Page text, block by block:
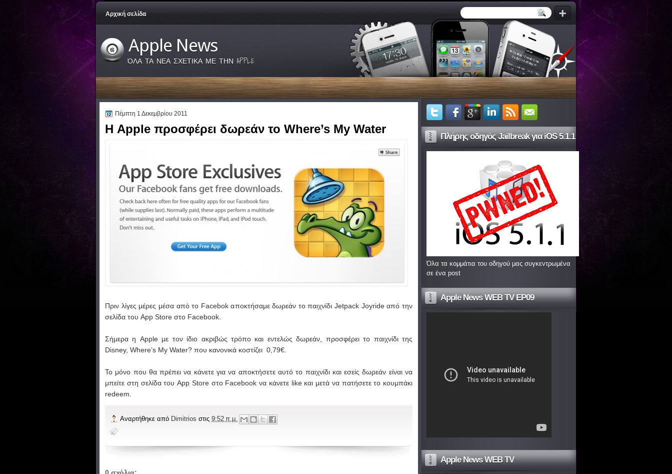
Αρχική σελίδα
Apple News
ΌΛΑ ΤΑ ΝΕΑ ΣΧΕΤΙΚΑ ΜΕ ΤΗΝ APPLE
Πέμπτη 1 Δεκεμβρίου 2011
Η Apple προσφέρει δωρεάν το Where’s My Water
Πριν λίγες μέρες μέσα από το Facebok αποκτήσαμε δωρεάν το παιχνίδι Jetpack Joyride από την
σελίδα του App Store στο Facebook.
Σήμερα η Apple με τον ίδιο ακριβώς τρόπο και εντελώς δωρεάν, προσφέρει το παιχνίδι της
Disney, Where’s My Water? που κανονικά κοστίζει 0,79€.
Το μόνο που θα πρέπει να κάνετε για να αποκτήσετε αυτό το παιχνίδι και εσείς δωρεάν είναι να
μπείτε στη σελίδα του App Store στο Facebook να κάνετε like και μετά να πατήσετε το κουμπάκι
redeem.
Αναρτήθηκε από Dimitrios στις 9:52 π.μ.
Πλήρης οδηγός Jailbreak για iOS 5.1.1
Όλα τα κομμάτια του οδηγού μας συγκεντρωμένα
σε ένα post
Apple News WEB TV EP09
Apple News WEB TV